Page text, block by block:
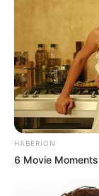
PUBLICAÇÃO
Município de
efetivação dos
Saúde (ACS e ACE).
FAÇA O SEU
FALE
Nome
HABERION
6 Movie